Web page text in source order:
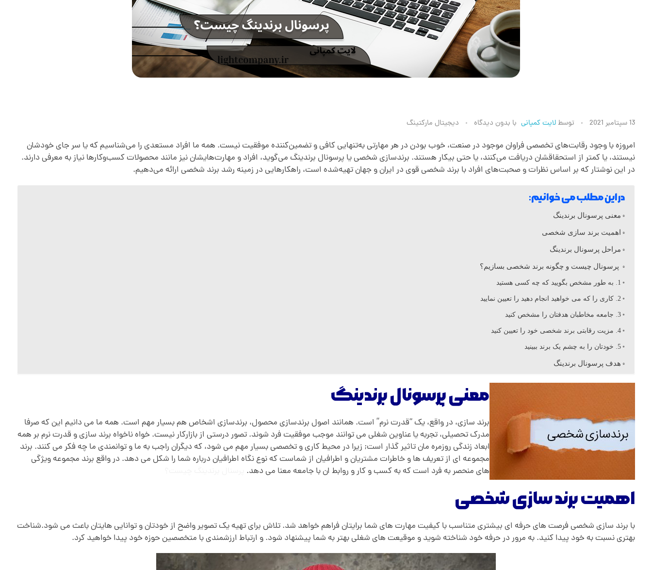
پ
ر
س
و
ل
ن
گ
ی
13 سپتامبر 2021 توسطلایت کمپانی با بدون دیدگاه دیجیتال مارکتینگ
امروزه با وجود رقابت‌های تخصصی فراوان موجود در صنعت، خوب بودن در هر مهارتی به‌تنهایی کافی و تضمین‌کننده موفقیت نیست. همه ما افراد مستعدی را می‌شناسیم که یا سر جای خودشان
نیستند، یا کمتر از استحقاقشان دریافت می‌کنند، یا حتی بیکار هستند. برندسازی شخصی یا پرسونال برندینگ می‌گوید، افراد و مهارت‌هایشان نیز مانند محصولات کسب‌وکارها نیاز به معرفی دارند.
در این نوشتار که بر اساس نظرات و صحبت‌های افراد با برند شخصی قوی در ایران و جهان تهیه‌شده است، راهکارهایی در زمینه رشد برند شخصی ارائه می‌دهیم.
در این مطلب می خوانیم:
معنی پرسونال برندینگ
اهمیت برند سازی شخصی
مراحل پرسونال برندینگ
پرسونال چیست و چگونه برند شخصی بسازیم؟
1. به طور مشخص بگویید که چه کسی هستید
2. کاری را که می خواهید انجام دهید را تعیین نمایید
3. جامعه مخاطبان هدفتان را مشخص کنید
4. مزیت رقابتی برند شخصی خود را تعیین کنید
5. خودتان را به چشم یک برند ببینید
هدف پرسونال برندینگ
معنی پرسونال برندینگ
برند سازی، در واقع، یک “قدرت نرم” است. همانند اصول برندسازی محصول، برندسازی اشخاص هم بسیار مهم است. همه ما می دانیم این که صرفا
مدرک تحصیلی، تجربه یا عناوین شغلی می توانند موجب موفقیت فرد شوند. تصور درستی از بازارکار نیست. خواه ناخواه برند سازی و قدرت نرم بر همه
ابعاد زندگی روزمره مان تاثیر گذار است; زیرا در محیط کاری و تخصصی بسیار مهم می شود، که دیگران راجب به ما و توانمندی ما چه فکر می کنند. برند
مجموعه ای از تعریف ها و خاطرات مشتریان و اطرافیان از شماست که نوع نگاه اطرافیان درباره شما را شکل می دهد. در واقع برند مجموعه ویژگی
های منحصر به فرد است که به کسب و کار و روابط ان با جامعه معنا می دهد.
اهمیت برند سازی شخصی
با برند سازی شخصی فرصت های حرفه ای بیشتری متناسب با کیفیت مهارت های شما برایتان فراهم خواهد شد. تلاش برای تهیه یک تصویر واضح از خودتان و توانایی هایتان باعث می شود.شناخت
بهتری نسبت به خود پیدا کنید. به مرور در حرفه خود شناخته شوید و موقیعت های شغلی بهتر به شما پیشنهاد شود. و ارتباط ارزشمندی با متخصصین حوزه خود پیدا خواهید کرد.